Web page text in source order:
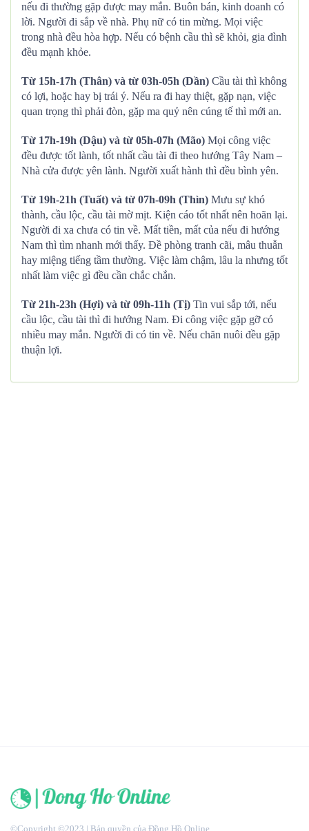
nếu đi thường gặp được may mắn. Buôn bán, kinh doanh có
lời. Người đi sắp về nhà. Phụ nữ có tin mừng. Mọi việc
trong nhà đều hòa hợp. Nếu có bệnh cầu thì sẽ khỏi, gia đình
đều mạnh khỏe.
Từ 15h-17h (Thân) và từ 03h-05h (Dần) Cầu tài thì không
có lợi, hoặc hay bị trái ý. Nếu ra đi hay thiệt, gặp nạn, việc
quan trọng thì phải đòn, gặp ma quỷ nên cúng tế thì mới an.
Từ 17h-19h (Dậu) và từ 05h-07h (Mão) Mọi công việc
đều được tốt lành, tốt nhất cầu tài đi theo hướng Tây Nam –
Nhà cửa được yên lành. Người xuất hành thì đều bình yên.
Từ 19h-21h (Tuất) và từ 07h-09h (Thìn) Mưu sự khó
thành, cầu lộc, cầu tài mờ mịt. Kiện cáo tốt nhất nên hoãn lại.
Người đi xa chưa có tin về. Mất tiền, mất của nếu đi hướng
Nam thì tìm nhanh mới thấy. Đề phòng tranh cãi, mâu thuẫn
hay miệng tiếng tầm thường. Việc làm chậm, lâu la nhưng tốt
nhất làm việc gì đều cần chắc chắn.
Từ 21h-23h (Hợi) và từ 09h-11h (Tị) Tin vui sắp tới, nếu
cầu lộc, cầu tài thì đi hướng Nam. Đi công việc gặp gỡ có
nhiều may mắn. Người đi có tin về. Nếu chăn nuôi đều gặp
thuận lợi.
©Copyright ©2023 | Bản quyền của Đồng Hồ Online